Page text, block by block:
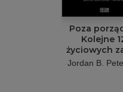
Poza
Kolejne
życiowych
Jordan B.